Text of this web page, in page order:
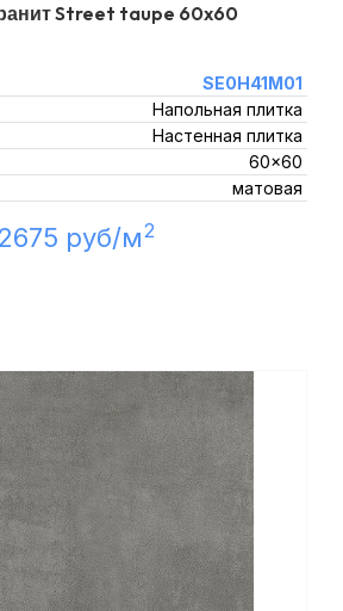
Street taupe 60x60
SE0H41M01
Напольная плитка
Настенная плитка
60x60
матовая
2675 руб/м2